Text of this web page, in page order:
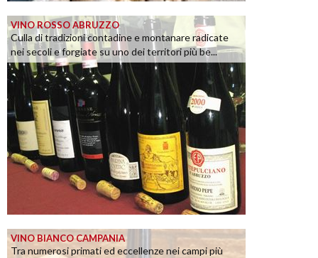
VINO ROSSO ABRUZZO
Culla di tradizioni contadine e montanare radicate
nei secoli e forgiate su uno dei territori più be...
VINO BIANCO CAMPANIA
Tra numerosi primati ed eccellenze nei campi più